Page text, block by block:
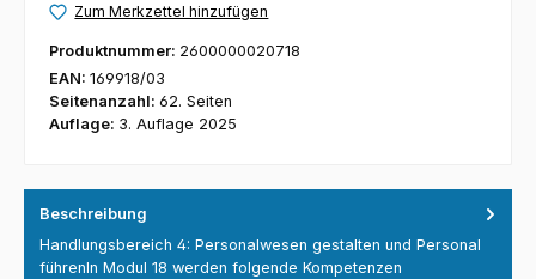
Zum Merkzettel hinzufügen
Produktnummer: 2600000020718
EAN: 169918/03
Seitenanzahl: 62. Seiten
Auflage: 3. Auflage 2025
Beschreibung
Handlungsbereich 4: Personalwesen gestalten und Personal
führenIn Modul 18 werden folgende Kompetenzen